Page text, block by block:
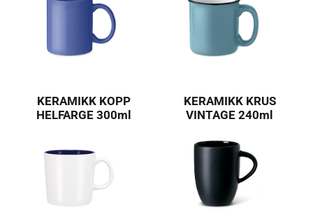
KERAMIKK KOPP
HELFARGE 300ml
KERAMIKK KRUS
VINTAGE 240ml